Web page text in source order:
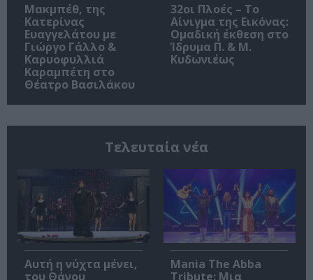
Μακμπέθ, της
Κατερίνας
Ευαγγελάτου με
Γιώργο Γάλλο &
Καρυοφυλλιά
Καραμπέτη στο
Θέατρο Βασιλάκου
32οι Πλοές – Το
Αίνιγμα της Εικόνας:
Ομαδική έκθεση στο
Ίδρυμα Π. & Μ.
Κυδωνιέως
Τελευταία νέα
Αυτή η νύχτα μένει,
του Θάνου
Mania The Abba
Tribute: Μια